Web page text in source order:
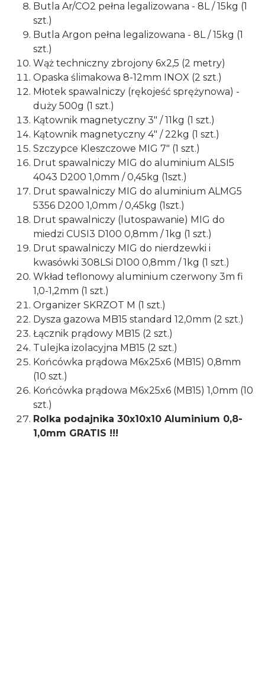
Butla Ar/CO2 pełna legalizowana - 8L / 15kg (1
szt.)
Butla Argon pełna legalizowana - 8L / 15kg (1
szt.)
Wąż techniczny zbrojony 6x2,5 (2 metry)
Opaska ślimakowa 8-12mm INOX (2 szt.)
Młotek spawalniczy (rękojeść sprężynowa) -
duży 500g (1 szt.)
Kątownik magnetyczny 3" / 11kg (1 szt.)
Kątownik magnetyczny 4" / 22kg (1 szt.)
Szczypce Kleszczowe MIG 7" (1 szt.)
Drut spawalniczy MIG do aluminium ALSI5
4043 D200 1,0mm / 0,45kg (1szt.)
Drut spawalniczy MIG do aluminium ALMG5
5356 D200 1,0mm / 0,45kg (1szt.)
Drut spawalniczy (lutospawanie) MIG do
miedzi CUSI3 D100 0,8mm / 1kg (1 szt.)
Drut spawalniczy MIG do nierdzewki i
kwasówki 308LSi D100 0,8mm / 1kg (1 szt.)
Wkład teflonowy aluminium czerwony 3m fi
1,0-1,2mm (1 szt.)
Organizer SKRZOT M (1 szt.)
Dysza gazowa MB15 standard 12,0mm (2 szt.)
Łącznik prądowy MB15 (2 szt.)
Tulejka izolacyjna MB15 (2 szt.)
Końcówka prądowa M6x25x6 (MB15) 0,8mm
(10 szt.)
Końcówka prądowa M6x25x6 (MB15) 1,0mm (10
szt.)
Rolka podajnika 30x10x10 Aluminium 0,8-
1,0mm GRATIS !!!